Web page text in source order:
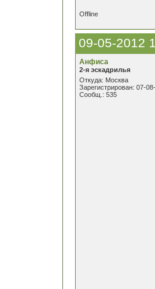
Offline
09-05-2012
Анфиса
2-я эскадрилья
Откуда: Москва
Зарегистрирован: 07-
Сообщ.: 535